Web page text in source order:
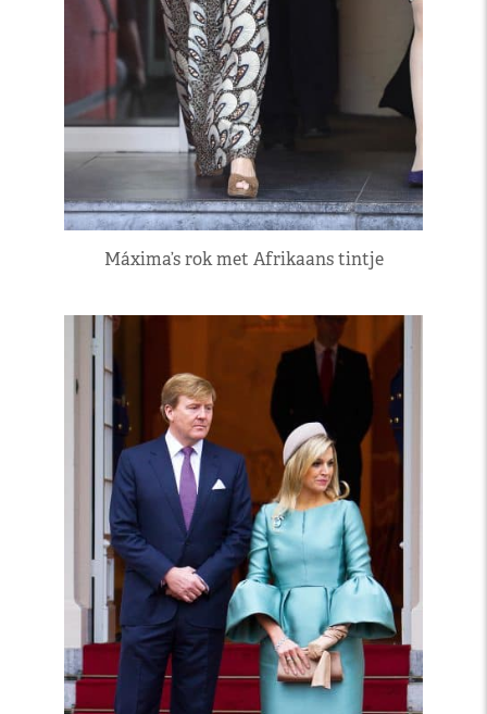
Máxima’s rok met Afrikaans tintje